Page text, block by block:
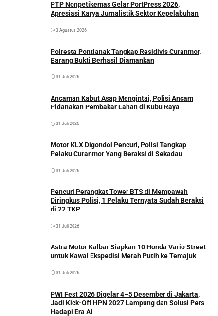
PTP Nonpetikemas Gelar PortPress 2026,
Apresiasi Karya Jurnalistik Sektor Kepelabuhan
3 Agustus 2026
Polresta Pontianak Tangkap Residivis Curanmor,
Barang Bukti Berhasil Diamankan
31 Juli 2026
Ancaman Kabut Asap Mengintai, Polisi Ancam
Pidanakan Pembakar Lahan di Kubu Raya
31 Juli 2026
Motor KLX Digondol Pencuri, Polisi Tangkap
Pelaku Curanmor Yang Beraksi di Sekadau
31 Juli 2026
Pencuri Perangkat Tower BTS di Mempawah
Diringkus Polisi, 1 Pelaku Ternyata Sudah Beraksi
di 22 TKP
31 Juli 2026
Astra Motor Kalbar Siapkan 10 Honda Vario Street
untuk Kawal Ekspedisi Merah Putih ke Temajuk
31 Juli 2026
PWI Fest 2026 Digelar 4–5 Desember di Jakarta,
Jadi Kick-Off HPN 2027 Lampung dan Solusi Pers
Hadapi Era AI